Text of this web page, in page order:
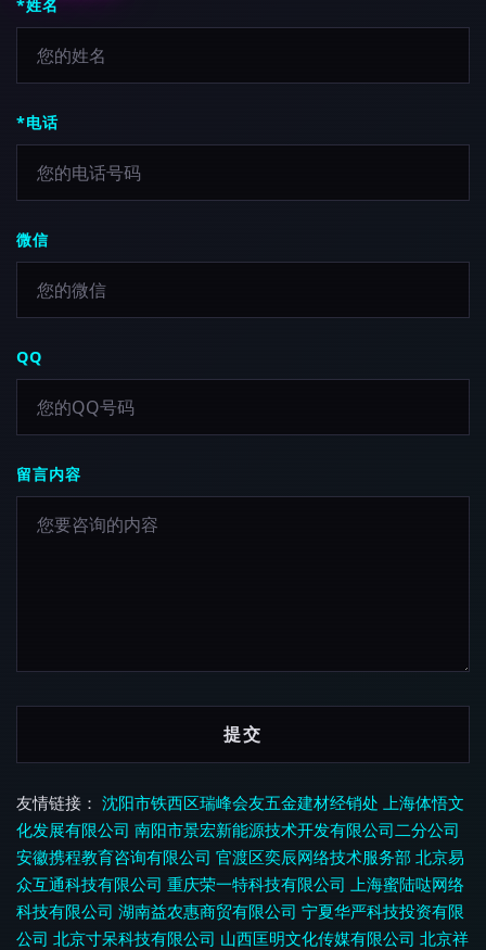
*姓名
*电话
微信
QQ
留言内容
友情链接： 沈阳市铁西区瑞峰会友五金建材经销处 上海体悟文
化发展有限公司 南阳市景宏新能源技术开发有限公司二分公司
安徽携程教育咨询有限公司 官渡区奕辰网络技术服务部 北京易
众互通科技有限公司 重庆荣一特科技有限公司 上海蜜陆哒网络
科技有限公司 湖南益农惠商贸有限公司 宁夏华严科技投资有限
公司 北京寸呆科技有限公司 山西匡明文化传媒有限公司 北京祥